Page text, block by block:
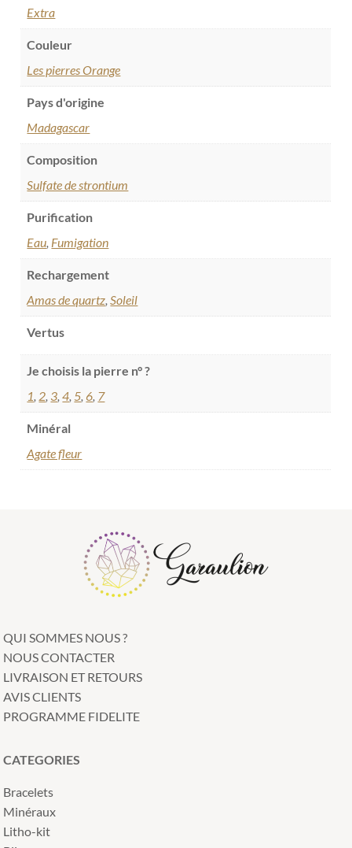
Extra
Couleur
Les pierres Orange
Pays d'origine
Madagascar
Composition
Sulfate de strontium
Purification
Eau Fumigation
Rechargement
Amas de quartz Soleil
Vertus
Je choisis la pierre n° ?
1 2 3 ,4 5 6 7
Minéral
Agate fleur
QUI SOMMES NOUS ?
NOUS CONTACTER
LIVRAISON ET RETOURS
AVIS CLIENTS
PROGRAMME FIDELITE
CATEGORIES
Bracelets
Minéraux
Litho-kit